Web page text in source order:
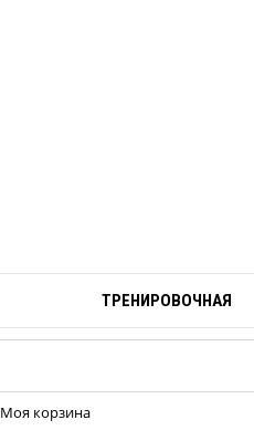
ТРЕНИРОВОЧНАЯ
Моя корзина